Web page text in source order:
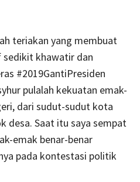
teriakan yang membuat
sedikit khawatir dan
#2019GantiPresiden
pulalah kekuatan emak-
dari sudut-sudut kota
desa. Saat itu saya sempat
emak benar-benar
pada kontestasi politik